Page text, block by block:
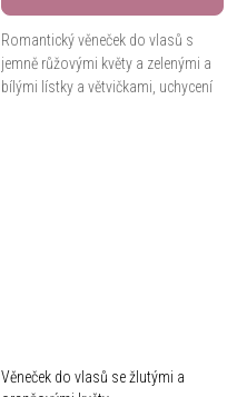
Romantický věneček do vlasů s
jemně růžovými květy a zelenými a
bílými lístky a větvičkami, uchycení
Věneček do vlasů se žlutými a